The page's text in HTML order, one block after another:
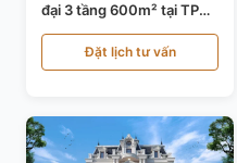
đại 3 tầng 600m² tại TP
Hồ Chí Minh KT24602
Đặt lịch tư vấn